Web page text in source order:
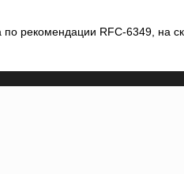
рекомендации RFC-6349, на